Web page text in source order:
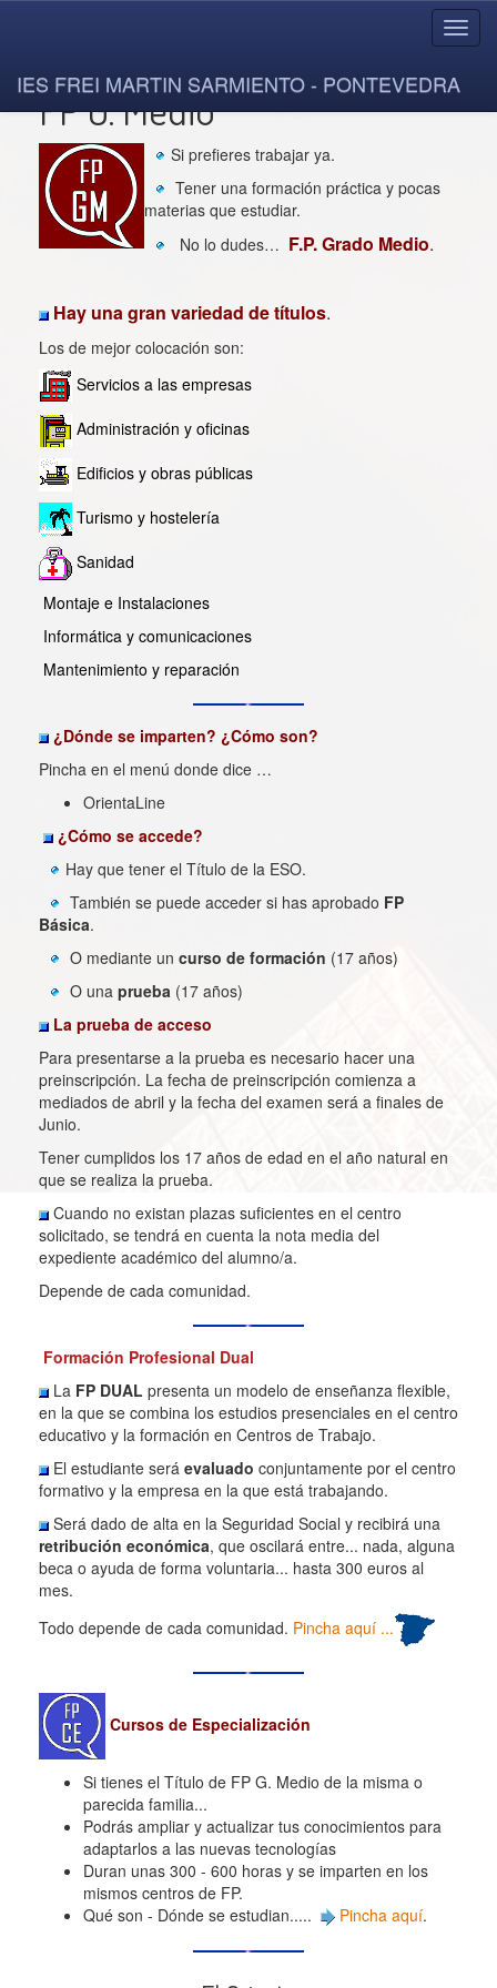
IES FREI MARTIN SARMIENTO - PONTEVEDRA
FP G. Medio
Si prefieres trabajar ya.
Tener una formación práctica y pocas
materias que estudiar.
No lo dudes… F.P. Grado Medio.
Hay una gran variedad de títulos.
Los de mejor colocación son:
Servicios a las empresas
Administración y oficinas
Edificios y obras públicas
Turismo y hostelería
Sanidad
Montaje e Instalaciones
Informática y comunicaciones
Mantenimiento y reparación
¿Dónde se imparten? ¿Cómo son?
Pincha en el menú donde dice …
OrientaLine
¿Cómo se accede?
Hay que tener el Título de la ESO.
También se puede acceder si has aprobado FP
Básica.
O mediante un curso de formación (17 años)
O una prueba (17 años)
La prueba de acceso
Para presentarse a la prueba es necesario hacer una
preinscripción. La fecha de preinscripción comienza a
mediados de abril y la fecha del examen será a finales de
Junio.
Tener cumplidos los 17 años de edad en el año natural en
que se realiza la prueba.
Cuando no existan plazas suficientes en el centro
solicitado, se tendrá en cuenta la nota media del
expediente académico del alumno/a.
Depende de cada comunidad.
Formación Profesional Dual
La FP DUAL presenta un modelo de enseñanza flexible,
en la que se combina los estudios presenciales en el centro
educativo y la formación en Centros de Trabajo.
El estudiante será evaluado conjuntamente por el centro
formativo y la empresa en la que está trabajando.
Será dado de alta en la Seguridad Social y recibirá una
retribución económica, que oscilará entre... nada, alguna
beca o ayuda de forma voluntaria... hasta 300 euros al
mes.
Todo depende de cada comunidad. Pincha aquí ...
Cursos de Especialización
Si tienes el Título de FP G. Medio de la misma o
parecida familia...
Podrás ampliar y actualizar tus conocimientos para
adaptarlos a las nuevas tecnologías
Duran unas 300 - 600 horas y se imparten en los
mismos centros de FP.
Qué son - Dónde se estudian.....
Pincha aquí.